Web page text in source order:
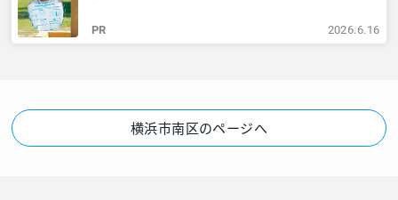
多摩のご近所情報 – レアリア
PR 2026.6.16
横浜市南区のページへ